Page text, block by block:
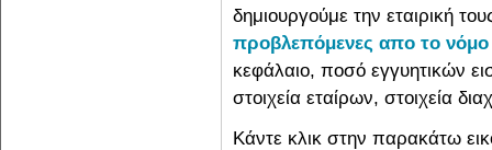
δημιουργούμε την εταιρική
προβλεπόμενες απο το νόμο
κεφάλαιο, ποσό εγγυητικών
στοιχεία εταίρων, στοιχεία
Κάντε κλικ στην παρακάτω